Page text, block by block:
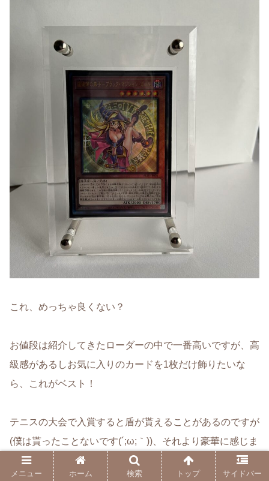
これ、めっちゃ良くない？
お値段は紹介してきたローダーの中で一番高いですが、高
級感があるしお気に入りのカードを1枚だけ飾りたいな
ら、これがベスト！
テニスの大会で入賞すると盾が貰えることがあるのですが
(僕は貰ったことないです(´;ω;｀))、それより豪華に感じま
す！
メニュー ホーム 検索 トップ サイドバー